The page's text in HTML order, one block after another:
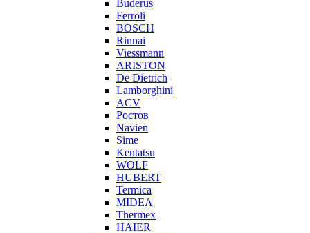
Buderus
Ferroli
BOSCH
Rinnai
Viessmann
ARISTON
De Dietrich
Lamborghini
ACV
Ростов
Navien
Sime
Kentatsu
WOLF
HUBERT
Termica
MIDEA
Thermex
HAIER